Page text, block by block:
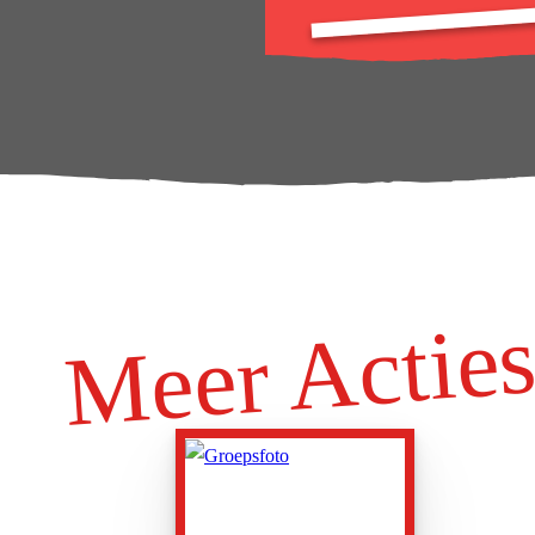
Meer